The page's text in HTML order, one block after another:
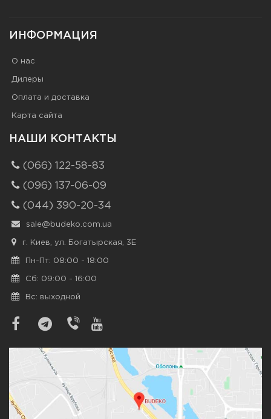
ИНФОРМАЦИЯ
О нас
Дилеры
Оплата и доставка
Карта сайта
НАШИ КОНТАКТЫ
(066) 122-58-83
(096) 137-06-09
(044) 390-20-34
sale@budeko.com.ua
г. Киев, ул. Богатырская, 3Е
Пн-Пт: 08:00 - 18:00
Сб: 09:00 - 16:00
Вс: выходной